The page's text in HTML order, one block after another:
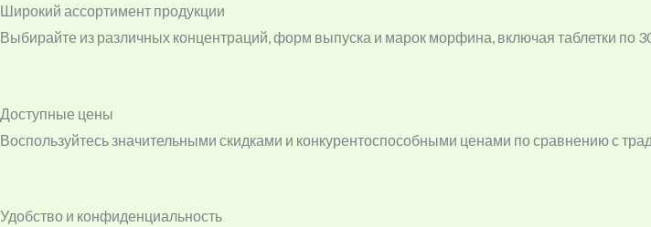
Широкий ассортимент продукции
Выбирайте из различных концентраций, форм выпуска и марок морфина, включая таблетки по
Доступные цены
Воспользуйтесь значительными скидками и конкурентоспособными ценами по сравнению с
Удобство и конфиденциальность